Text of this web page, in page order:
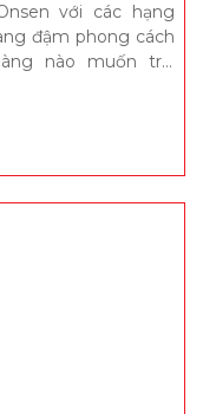
với các hạng
đậm phong cách
nào muốn trải